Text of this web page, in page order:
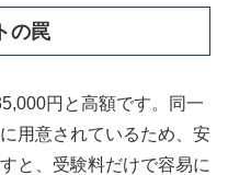
の罠
円と高額です。同一
用意されているため、安
と、受験料だけで容易に